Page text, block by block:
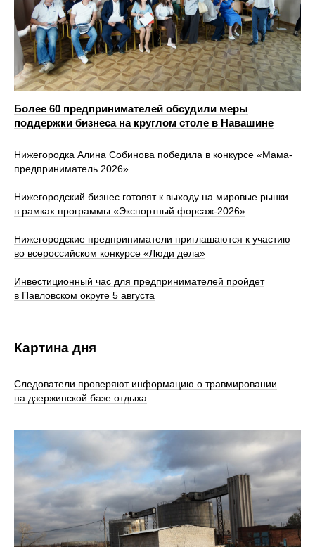
Более 60 предпринимателей обсудили меры
поддержки бизнеса на круглом столе в Навашине
Нижегородка Алина Собинова победила в конкурсе «Мама-
предприниматель 2026»
Нижегородский бизнес готовят к выходу на мировые рынки
в рамках программы «Экспортный форсаж-2026»
Нижегородские предприниматели приглашаются к участию
во всероссийском конкурсе «Люди дела»
Инвестиционный час для предпринимателей пройдет
в Павловском округе 5 августа
Картина дня
Следователи проверяют информацию о травмировании
на дзержинской базе отдыха